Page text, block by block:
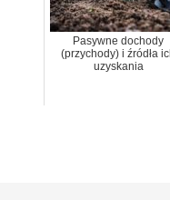
Pasywne dochody
(przychody) i źródła
uzyskania